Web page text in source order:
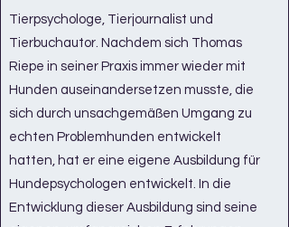
Tierpsychologe, Tierjournalist und
Tierbuchautor. Nachdem sich Thomas
Riepe in seiner Praxis immer wieder mit
Hunden auseinandersetzen musste, die
sich durch unsachgemäßen Umgang zu
echten Problemhunden entwickelt
hatten, hat er eine eigene Ausbildung für
Hundepsychologen entwickelt. In die
Entwicklung dieser Ausbildung sind seine